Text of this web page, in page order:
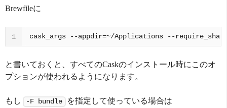
Brewfileに
1 cask_args --appdir=~/Applications --require_sha
と書いておくと、すべてのCaskのインストール時にこのオ
プションが使われるようになります。
もし -F bundle を指定して使っている場合は